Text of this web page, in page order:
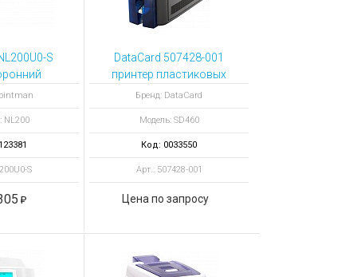
S
NL200
NL200
S
DataCard 507428-001
принтер пластиковых
карт SD460
Бренд: DataCard
Модель: SD460
Код: 0033550
Арт.: 507428-001
Цена по запросу